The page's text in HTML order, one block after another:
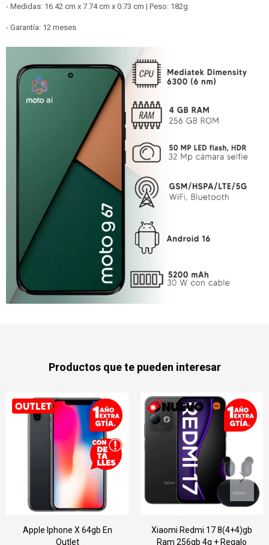
- Medidas: 16.42 cm x 7.74 cm x 0.73 cm | Peso: 182g
- Garantía: 12 meses
Productos que te pueden interesar
Xiaomi Redmi 17 8(4+4)gb
Ram 256gb 4g + Regalo
Samsung Galaxy
8/256gb 5g